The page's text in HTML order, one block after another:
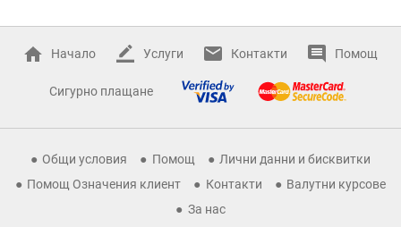
Начало Услуги Контакти Помощ
Сигурно плащане
Общи условия Помощ
Лични данни и бисквитки
Помощ Означения клиент
Контакти
Валутни курсове
За нас